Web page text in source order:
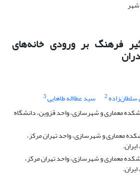
فرهنگ بر ورودی خانه‌های
2 سید عطااله طاهایی3
معماری و شهرسازی، واحد قزوین، دانشگاه
معماری و شهرسازی، واحد تهران مرکز،
معماری و شهرسازی، واحد تهران مرکز،